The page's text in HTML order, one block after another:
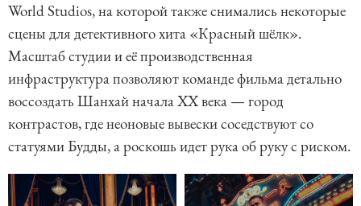
World Studios, на которой также снимались некоторые
сцены для детективного хита «Красный шёлк».
Масштаб студии и её производственная
инфраструктура позволяют команде фильма детально
воссоздать Шанхай начала XX века — город
контрастов, где неоновые вывески соседствуют со
статуями Будды, а роскошь идет рука об руку с риском.